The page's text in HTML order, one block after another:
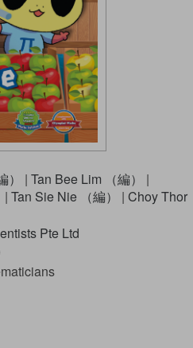
| Tan Bee Lim （編）
|
| Tan Sie Nie （編） | Choy Thor
Pte Ltd